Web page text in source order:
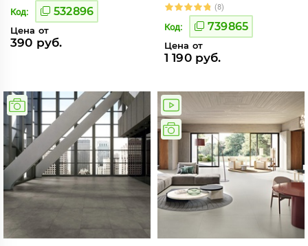
Код: 532896
Цена от
390 руб.
(8)
Код: 739865
Цена от
1 190 руб.